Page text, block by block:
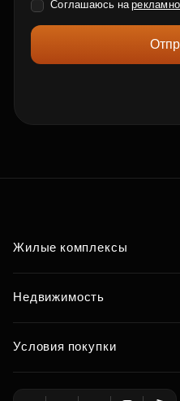
Соглашаюсь на
Жилые комплексы
Недвижимость
Условия покупки